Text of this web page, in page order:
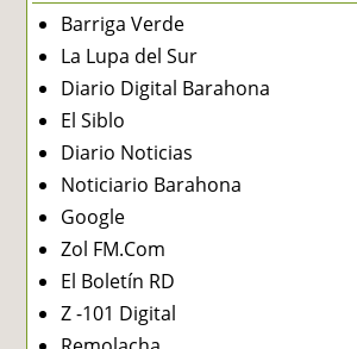
Barriga Verde
La Lupa del Sur
Diario Digital Barahona
El Siblo
Diario Noticias
Noticiario Barahona
Google
Zol FM.Com
El Boletín RD
Z -101 Digital